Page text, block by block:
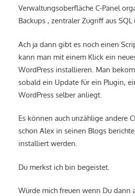
Verwaltungsoberfläche C-Panel
Backups , zentraler Zugriff aus
Ach ja dann gibt es noch einen
kann man mit einem Klick ein
WordPress installieren. Man
sobald ein Update für ein Plugin,
WordPress selber anliegt.
Es können auch unzählige andere
schon Alex in seinen Blogs
installiert werden.
Du merkst ich bin begeistet.
Würde mich freuen wenn Du dann